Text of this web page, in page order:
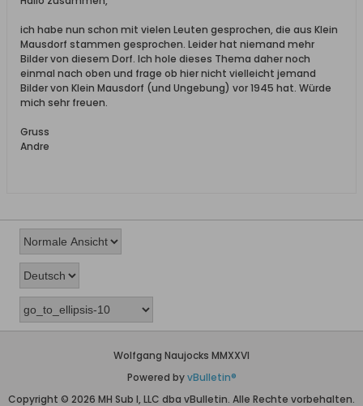
ich habe nun schon mit vielen Leuten gesprochen, die aus Klein
Mausdorf stammen gesprochen. Leider hat niemand mehr
Bilder von diesem Dorf. Ich hole dieses Thema daher noch
einmal nach oben und frage ob hier nicht vielleicht jemand
Bilder von Klein Mausdorf (und Ungebung) vor 1945 hat. Würde
mich sehr freuen.
Gruss
Andre
Wolfgang Naujocks MMXXVI
Powered byvBulletin®
Copyright © 2026 MH Sub I, LLC dba vBulletin. Alle Rechte vorbehalten.